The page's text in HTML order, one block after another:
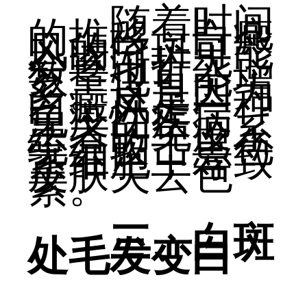
随着时间
的推移，白癜
风的白斑可能
会逐渐扩大，
数量也可能增
多。这是因为
白癜风是一种
免疫性疾病，
患者的免疫系
统会攻击黑色
素细胞，导致
皮肤失去色
素。
三、白斑
处毛发变白